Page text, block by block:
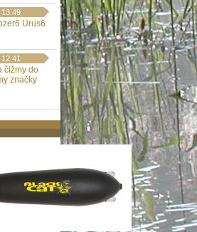
13:49
Urus6
čižmy do
značky